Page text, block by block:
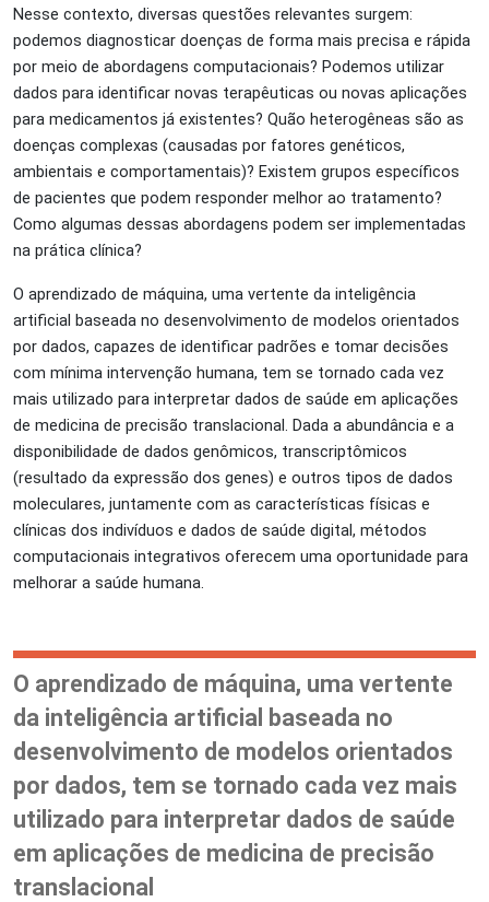
Nesse contexto, diversas questões relevantes surgem:
podemos diagnosticar doenças de forma mais precisa e rápida
por meio de abordagens computacionais? Podemos utilizar
dados para identificar novas terapêuticas ou novas aplicações
para medicamentos já existentes? Quão heterogêneas são as
doenças complexas (causadas por fatores genéticos,
ambientais e comportamentais)? Existem grupos específicos
de pacientes que podem responder melhor ao tratamento?
Como algumas dessas abordagens podem ser implementadas
na prática clínica?
O aprendizado de máquina, uma vertente da inteligência
artificial baseada no desenvolvimento de modelos orientados
por dados, capazes de identificar padrões e tomar decisões
com mínima intervenção humana, tem se tornado cada vez
mais utilizado para interpretar dados de saúde em aplicações
de medicina de precisão translacional. Dada a abundância e a
disponibilidade de dados genômicos, transcriptômicos
(resultado da expressão dos genes) e outros tipos de dados
moleculares, juntamente com as características físicas e
clínicas dos indivíduos e dados de saúde digital, métodos
computacionais integrativos oferecem uma oportunidade para
melhorar a saúde humana.
O aprendizado de máquina, uma vertente
da inteligência artificial baseada no
desenvolvimento de modelos orientados
por dados, tem se tornado cada vez mais
utilizado para interpretar dados de saúde
em aplicações de medicina de precisão
translacional